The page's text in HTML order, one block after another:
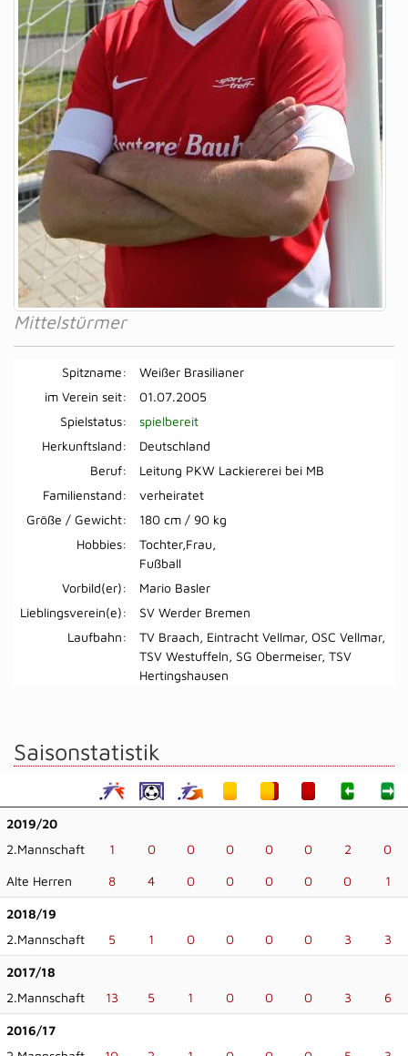
Mittelstürmer
Spitzname:
Weißer Brasilianer
im Verein seit:
01.07.2005
Spielstatus:
spielbereit
Herkunftsland:
Deutschland
Beruf:
Leitung PKW Lackiererei bei MB
Familienstand:
verheiratet
Größe / Gewicht:
180 cm / 90 kg
Hobbies:
Tochter,Frau,
Fußball
Vorbild(er):
Mario Basler
Lieblingsverein(e):
SV Werder Bremen
Laufbahn:
TV Braach, Eintracht Vellmar, OSC Vellmar,
TSV Westuffeln, SG Obermeiser, TSV
Hertingshausen
Saisonstatistik
2019/20
2.Mannschaft
1 0 0 0 0 0 2 0
Alte Herren 8 4 0 0 0 0 0 1
2018/19
2.Mannschaft
5 1 0 0 0 0 3 3
2017/18
2.Mannschaft
13 5 1 0 0 0 3 6
2016/17